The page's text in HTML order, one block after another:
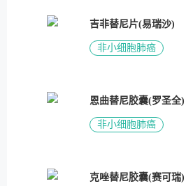
吉非替尼片(易瑞沙)
非小细胞肺癌
恩曲替尼胶囊(罗圣全)
非小细胞肺癌
克唑替尼胶囊(赛可瑞)